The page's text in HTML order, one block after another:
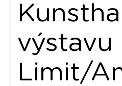
Limit/